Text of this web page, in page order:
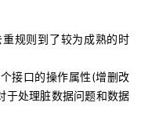
规则到了较为成熟的时
接口的操作属性(增删改
于处理脏数据问题和数据